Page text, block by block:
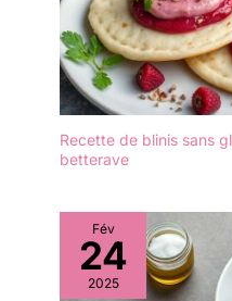
Recette de blinis sans
betterave
Fév
24
2025